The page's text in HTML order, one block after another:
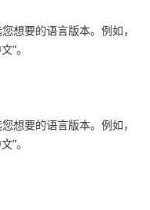
想要的语言版本。例如，
”。
想要的语言版本。例如，
”。